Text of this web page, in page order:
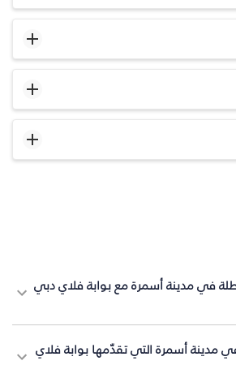
في مدينة أسمرة مع بوابة فلاي دبي
مدينة أسمرة التي تقدّمها بوابة فلاي